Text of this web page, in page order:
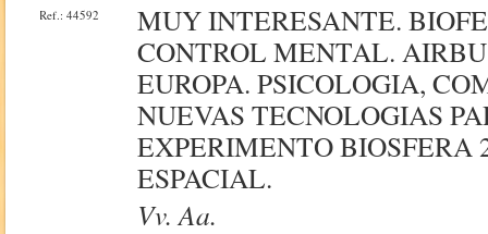
Ref.: 44592
MUY INTERESANTE.
CONTROL MENTAL.
EUROPA. PSICOLOGIA,
NUEVAS TECNOLOGIAS
EXPERIMENTO BIOSFERA
ESPACIAL.
Vv. Aa.